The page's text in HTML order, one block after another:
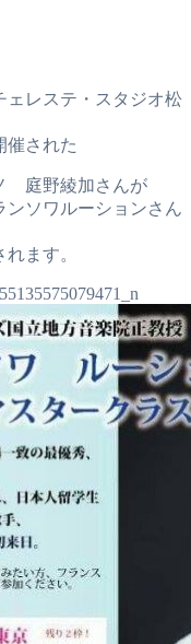
レステ・スタジオ松
催された
庭野綾加さんが
ソワルーションさん
ます。